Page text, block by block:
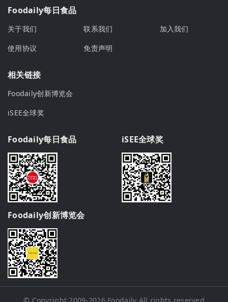
Foodaily每日食品
关于我们 联系我们
加入我们
使用协议
免责声明
相关链接
Foodaily创新博览会
iSEE全球奖
Foodaily每日食品 iSEE全球奖
Foodaily创新博览会